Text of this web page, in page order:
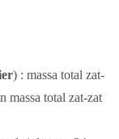
) : massa total zat-
massa total zat-zat